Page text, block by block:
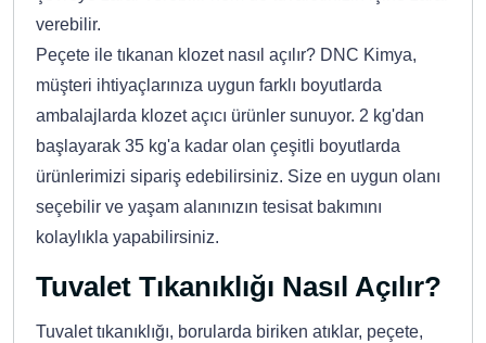
verebilir.
Peçete ile tıkanan klozet nasıl açılır? DNC Kimya,
müşteri ihtiyaçlarınıza uygun farklı boyutlarda
ambalajlarda klozet açıcı ürünler sunuyor. 2 kg'dan
başlayarak 35 kg'a kadar olan çeşitli boyutlarda
ürünlerimizi sipariş edebilirsiniz. Size en uygun olanı
seçebilir ve yaşam alanınızın tesisat bakımını
kolaylıkla yapabilirsiniz.
Tuvalet Tıkanıklığı Nasıl Açılır?
Tuvalet tıkanıklığı, borularda biriken atıklar, peçete,